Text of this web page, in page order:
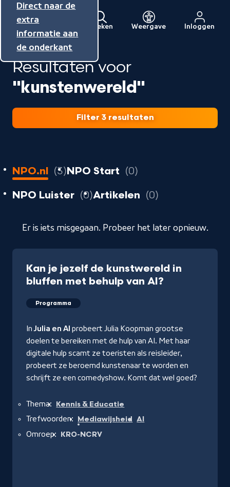
Direct naar de
inhoud
Direct naar de
hoofdnavigatie
Direct naar de
extra
informatie aan
de onderkant
Menu
Naar
de
beginpagina
van
NPO
Zoeken Weergave Inloggen
Resultaten voor
"kunstenwereld"
Filter 3 resultaten
3
resultaten
geladen
NPO.nl 3 resultaten
NPO Start 0
NPO Luister
0 resultaten
Artikelen 0
Er is iets misgegaan. Probeer het later opnieuw.
Kan je jezelf de kunstwereld in
bluffen met behulp van AI?
Programma
In Julia en AI probeert Julia Koopman grootse
doelen te bereiken met de hulp van AI. Met haar
digitale hulp scamt ze toeristen als reisleider,
probeert ze beroemd kunstenaar te worden en
schrijft ze een comedyshow. Komt dat wel goed?
Thema: Kennis & Educatie
Trefwoorden: Mediawijsheid AI
Omroep: KRO-NCRV